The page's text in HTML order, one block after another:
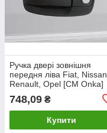
Ручка двері зовнішня
передня ліва Fiat, Nissan,
Renault, Opel [СМ Onka]
748,09 ₴
Купити